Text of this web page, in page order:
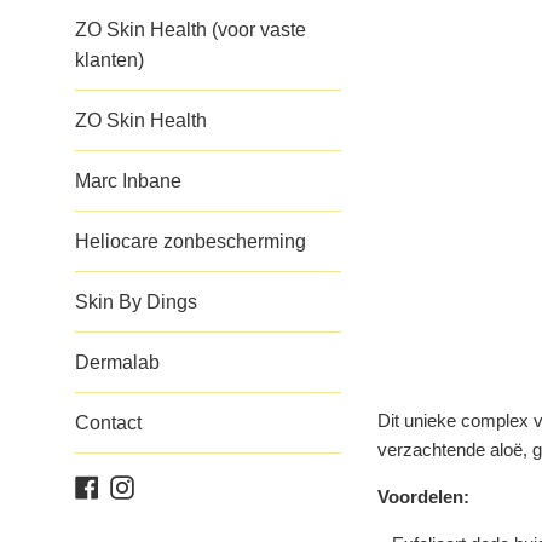
ZO Skin Health (voor vaste
klanten)
ZO Skin Health
Marc Inbane
Heliocare zonbescherming
Skin By Dings
Dermalab
Contact
Facebook
Instagram
Dit unieke complex
verzachtende aloë,
Voordelen: